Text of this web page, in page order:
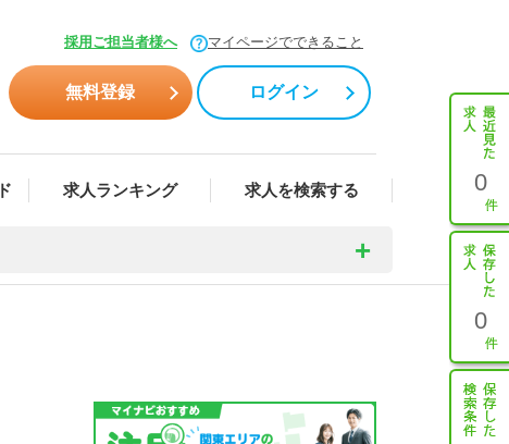
採用ご担当者様へ マイページでできること
無料登録 ログイン
求人ランキング 求人を検索する 0
0